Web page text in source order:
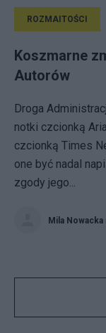
ROZMAITOŚCI
Koszmarne
Autorów
Droga
notki czcionką
czcionką Times
one być nadal
zgody jego...
Mila Nowacka